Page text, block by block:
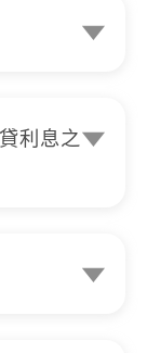
利息之
納貸